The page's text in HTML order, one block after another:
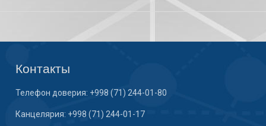
Контакты
Телефон доверия: +998 (71) 244-01-80
Канцелярия: +998 (71) 244-01-17